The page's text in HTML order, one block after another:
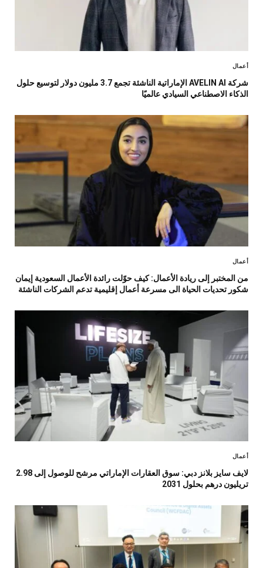
أعمال
شركة AVELIN AI الإماراتية الناشئة تجمع 3.7 مليون دولار لتوسيع حلول
الذكاء الاصطناعي السيادي عالميًا
أعمال
من المختبر إلى ريادة الأعمال: كيف حوّلت رائدة الأعمال السعودية إيمان
شكور تحديات الحياة الى مسرعة أعمال إقليمية تدعم الشركات الناشئة
أعمال
لايف سايز بلانز دبي: سوق العقارات الإماراتي مرشح للوصول إلى 2.98
تريليون درهم بحلول 2031